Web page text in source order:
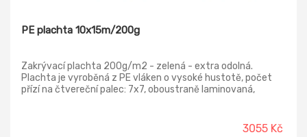
PE plachta 10x15m/200g
Zakrývací plachta 200g/m2 - zelená - extra odolná.
Plachta je vyroběná z PE vláken o vysoké hustotě, počet
přízí na čtvereční palec: 7x7, oboustraně laminovaná,
kyselinám, plísním... Plachta se používá pro zakrytí dřeva,
3055 Kč